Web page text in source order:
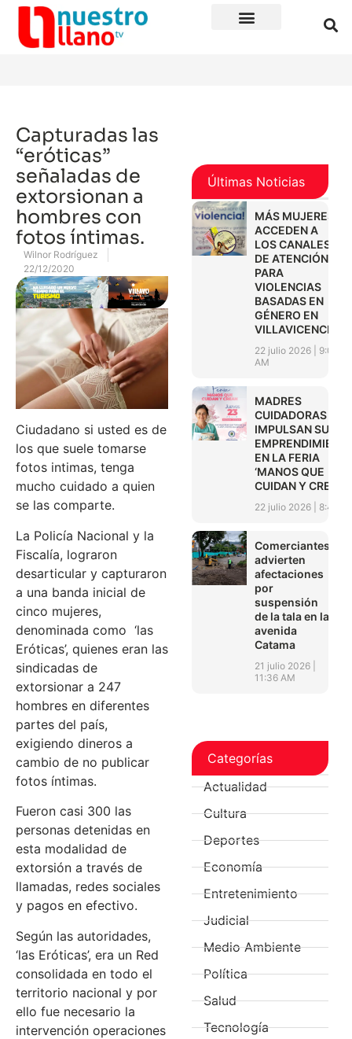
Capturadas las
“eróticas”
señaladas de
extorsionan a
hombres con
fotos íntimas.
Wilnor Rodríguez
22/12/2020
Ciudadano si usted es de
los que suele tomarse
fotos intimas, tenga
mucho cuidado a quien
se las comparte.
La Policía Nacional y la
Fiscalía, lograron
desarticular y capturaron
a una banda inicial de
cinco mujeres,
denominada como ‘las
Eróticas’, quienes eran las
sindicadas de
extorsionar a 247
hombres en diferentes
partes del país,
exigiendo dineros a
cambio de no publicar
fotos íntimas.
Fueron casi 300 las
personas detenidas en
esta modalidad de
extorsión a través de
llamadas, redes sociales
y pagos en efectivo.
Según las autoridades,
‘las Eróticas’, era un Red
consolidada en todo el
territorio nacional y por
ello fue necesario la
intervención operaciones
Últimas Noticias
MÁS MUJERES
ACCEDEN A
LOS CANALES
DE ATENCIÓN
PARA
VIOLENCIAS
BASADAS EN
GÉNERO EN
VILLAVICENCIO
22 julio 2026
9:01
AM
MADRES
CUIDADORAS
IMPULSAN SUS
EN LA FERIA
‘MANOS QUE
CUIDAN Y CREAN’
22 julio 2026 8:45
Comerciantes
advierten
afectaciones
por
suspensión
de la tala en la
avenida
Catama
21 julio 2026
11:36 AM
Categorías
Actualidad
Cultura
Deportes
Economía
Entretenimiento
Judicial
Medio Ambiente
Política
Salud
Tecnología